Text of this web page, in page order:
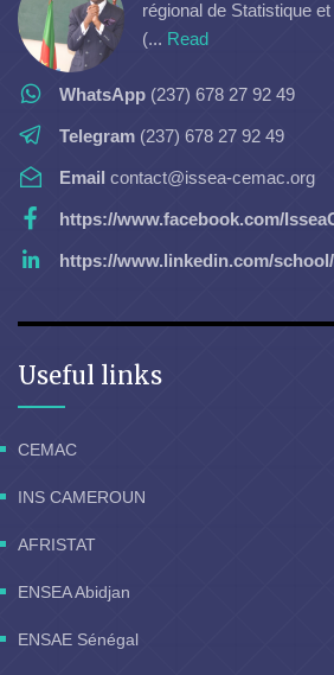
régional de Statistique
(... Read
WhatsApp (237) 678 27 92 49
Telegram (237) 678 27 92 49
Email contact@issea-cemac.org
https://www.facebook.com/
https://www.linkedin.com/
Useful links
CEMAC
INS CAMEROUN
AFRISTAT
ENSEA Abidjan
ENSAE Sénégal